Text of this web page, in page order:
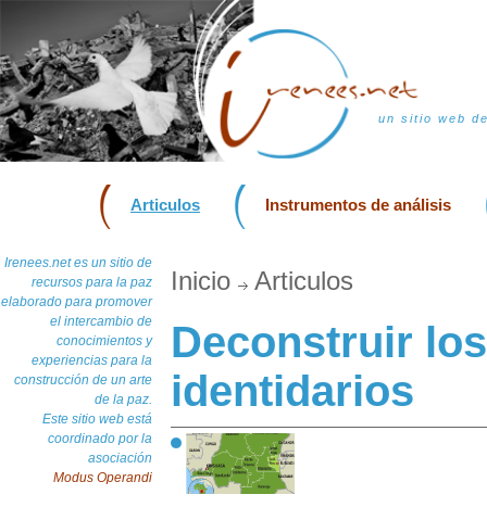
un sitio web
Articulos Instrumentos de análisis
Irenees.net es un sitio de
recursos para la paz
elaborado para promover
el intercambio de
conocimientos y
experiencias para la
construcción de un arte
de la paz.
Este sitio web está
coordinado por la
asociación
Modus Operandi
Inicio Articulos
Deconstruir
identidarios